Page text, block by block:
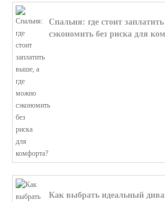
Спальня: где стоит
сэкономить без риска для
Как выбрать идеальный